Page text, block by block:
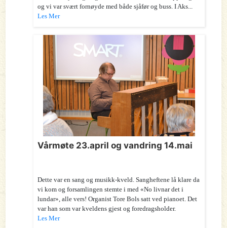
og vi var svært fornøyde med både sjåfør og buss. I Aks...
Les Mer
Vårmøte 23.april og vandring 14.mai
Dette var en sang og musikk-kveld. Sangheftene lå klare da
vi kom og forsamlingen stemte i med «No livnar det i
lundar», alle vers! Organist Tore Bols satt ved pianoet. Det
var han som var kveldens gjest og foredragsholder.
Les Mer